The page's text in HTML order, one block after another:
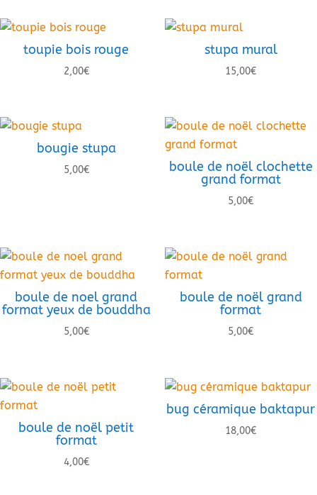
toupie bois rouge
2,00€
stupa mural
15,00€
bougie stupa
5,00€
boule de noël clochette
grand format
5,00€
boule de noel grand
format yeux de bouddha
5,00€
boule de noël grand
format
5,00€
boule de noël petit
format
4,00€
bug céramique baktapur
18,00€